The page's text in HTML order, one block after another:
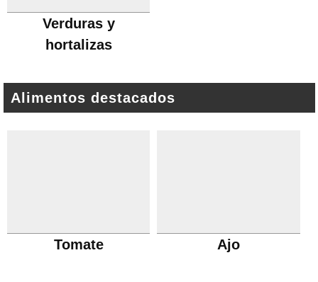
Verduras y
hortalizas
Alimentos destacados
Tomate Ajo